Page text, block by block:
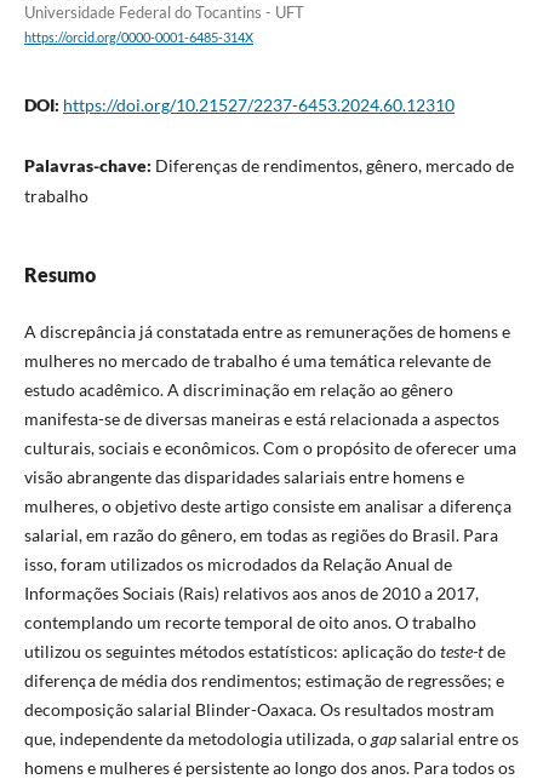
Universidade Federal do Tocantins - UFT
https://orcid.org/0000-0001-6485-314X
DOI: https://doi.org/10.21527/2237-6453.2024.60.12310
Palavras-chave: Diferenças de rendimentos, gênero, mercado de
trabalho
Resumo
A discrepância já constatada entre as remunerações de homens e
mulheres no mercado de trabalho é uma temática relevante de
estudo acadêmico. A discriminação em relação ao gênero
manifesta-se de diversas maneiras e está relacionada a aspectos
culturais, sociais e econômicos. Com o propósito de oferecer uma
visão abrangente das disparidades salariais entre homens e
mulheres, o objetivo deste artigo consiste em analisar a diferença
salarial, em razão do gênero, em todas as regiões do Brasil. Para
isso, foram utilizados os microdados da Relação Anual de
Informações Sociais (Rais) relativos aos anos de 2010 a 2017,
contemplando um recorte temporal de oito anos. O trabalho
utilizou os seguintes métodos estatísticos: aplicação doteste-tde
diferença de média dos rendimentos; estimação de regressões; e
decomposição salarial Blinder-Oaxaca. Os resultados mostram
que, independente da metodologia utilizada, ogapsalarial entre os
homens e mulheres é persistente ao longo dos anos. Para todos os